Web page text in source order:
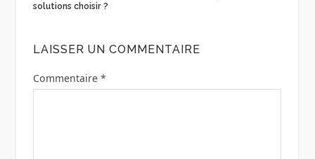
solutions choisir ?
LAISSER UN COMMENTAIRE
Commentaire *